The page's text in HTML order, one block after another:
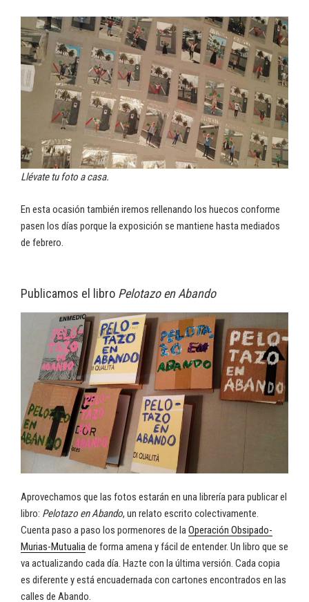
Llévate tu foto a casa.
En esta ocasión también iremos rellenando los huecos conforme
pasen los días porque la exposición se mantiene hasta mediados
de febrero.
Publicamos el libro Pelotazo en Abando
Aprovechamos que las fotos estarán en una librería para publicar el
libro: Pelotazo en Abando, un relato escrito colectivamente.
Cuenta paso a paso los pormenores de laOperación Obsipado-
Murias-Mutualiade forma amena y fácil de entender. Un libro que se
va actualizando cada día. Hazte con la última versión. Cada copia
es diferente y está encuadernada con cartones encontrados en las
calles de Abando.